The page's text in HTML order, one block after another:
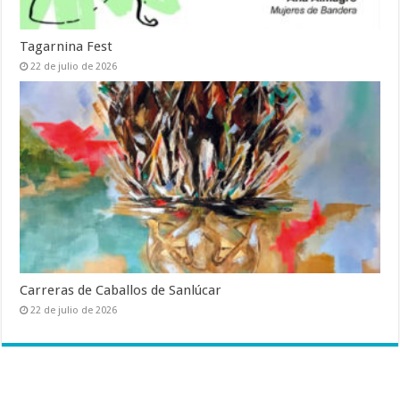
Tagarnina Fest
22 de julio de 2026
Carreras de Caballos de Sanlúcar
22 de julio de 2026